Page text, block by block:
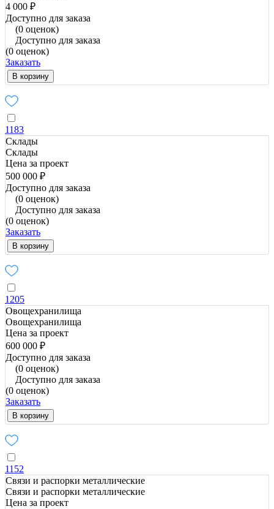
4 000 ₽
Доступно для заказа
(0 оценок)
Доступно для заказа
(0 оценок)
Заказать
В корзину
1183
Склады
Склады
Цена за проект
500 000 ₽
Доступно для заказа
(0 оценок)
Доступно для заказа
(0 оценок)
Заказать
В корзину
1205
Овощехранилища
Овощехранилища
Цена за проект
600 000 ₽
Доступно для заказа
(0 оценок)
Доступно для заказа
(0 оценок)
Заказать
В корзину
1152
Связи и распорки металлические
Связи и распорки металлические
Цена за проект